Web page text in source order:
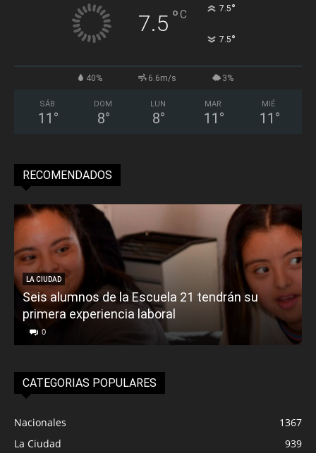
7.5 °C 7.5°
7.5°
40% 6.6m/s 3%
SÁB
11 °
DOM
8°
LUN
8°
MAR
11 °
MIÉ
11 °
RECOMENDADOS
LA CIUDAD
Seis alumnos de la Escuela 21 tendrán su
primera experiencia laboral
0
CATEGORIAS POPULARES
Nacionales
1367
La Ciudad
939